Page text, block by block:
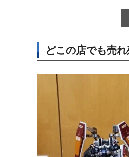
どこの店でも売